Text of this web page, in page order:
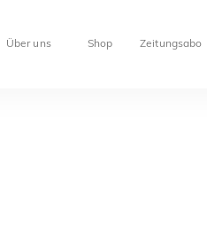
Über uns Shop Zeitungsabo